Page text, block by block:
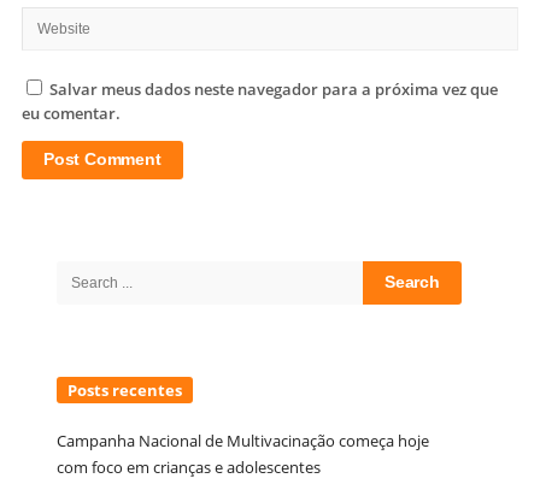
Salvar meus dados neste navegador para a próxima vez que
eu comentar.
Search
Posts recentes
Campanha Nacional de Multivacinação começa hoje
com foco em crianças e adolescentes